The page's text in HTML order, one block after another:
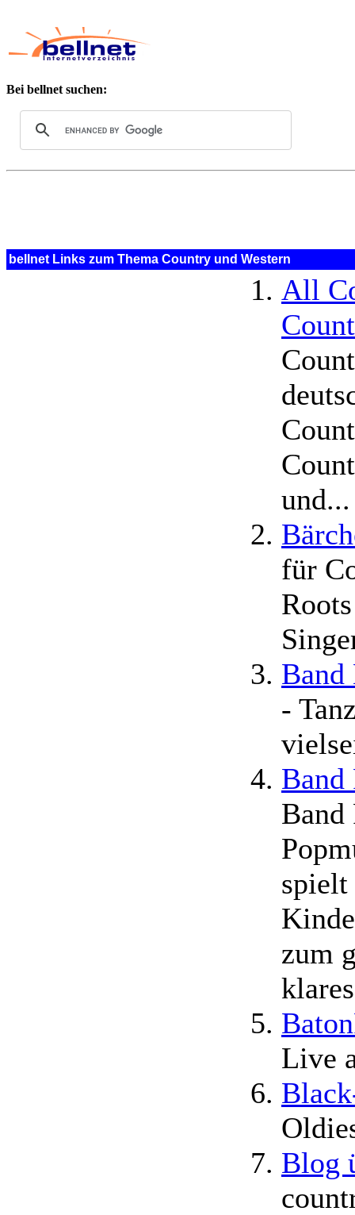
Bei bellnet suchen:
bellnet Links zum Thema Country und Western
All
und...
für
-
spielt
zum
Live
Blog